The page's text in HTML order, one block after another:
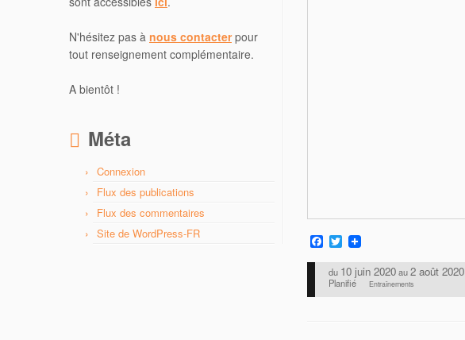
N'hésitez pas à nous contacterpour
tout renseignement complémentaire.
A bientôt !
Méta
Connexion
Flux des publications
Flux des commentaires
Site de WordPress-FR
F
a
c
e
b
T
w
i
t
t
du 10 juin 2020 au 2 août 2020
Planifié Entraînements